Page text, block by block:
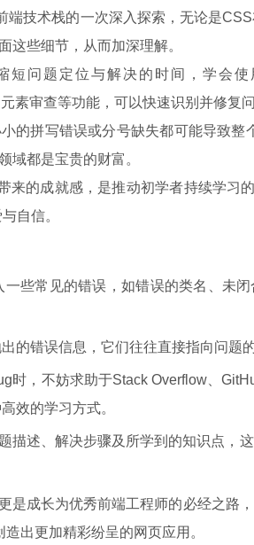
端技术栈的一次深入探索，无论是
这些细节，从而加深理解。
短问题定位与解决的时间，学会
素审查等功能，可以快速识别并修复
小的拼写错误或分号缺失都可能导致
域都是宝贵的财富。
来的成就感，是推动初学者持续学习
自信。
一些常见的错误，如错误的类名、未
的错误信息，它们往往直接指向问题的
时，不妨求助于Stack Overflow、
效的学习方式。
描述、解决步骤及所学到的知识点，
是成长为优秀前端工程师的必经之路
出更加精彩纷呈的网页应用。